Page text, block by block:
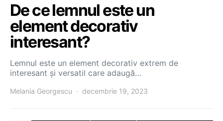
De ce lemnul este un
element decorativ
interesant?
Lemnul este un element decorativ extrem de
interesant și versatil care adaugă…
Melania Georgescu decembrie 19, 2023